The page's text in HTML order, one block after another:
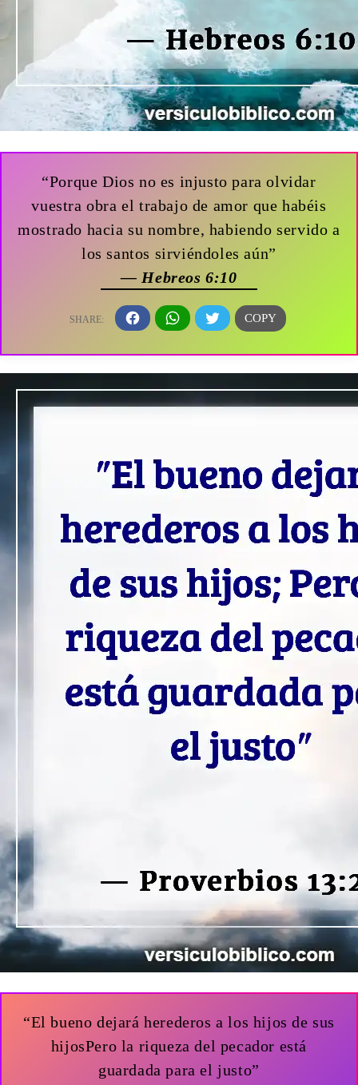
“Porque Dios no es injusto para olvidar
vuestra obra el trabajo de amor que habéis
mostrado hacia su nombre, habiendo servido a
los santos sirviéndoles aún”
— Hebreos 6:10
“El bueno dejará herederos a los hijos de sus
hijosPero la riqueza del pecador está
guardada para el justo”